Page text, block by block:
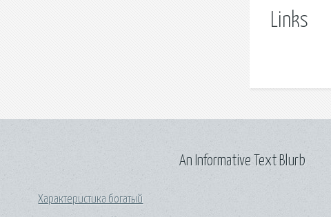
Links
Характеристика богатый
An Informative Text Blurb